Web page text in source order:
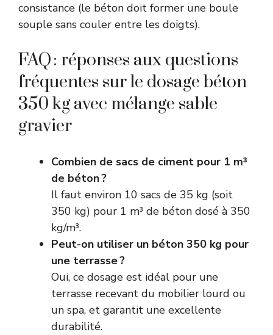
consistance (le béton doit former une boule
souple sans couler entre les doigts).
FAQ : réponses aux questions
fréquentes sur le dosage béton
350 kg avec mélange sable
gravier
Combien de sacs de ciment pour 1 m³
de béton ?
Il faut environ 10 sacs de 35 kg (soit
350 kg) pour 1 m³ de béton dosé à 350
kg/m³.
Peut-on utiliser un béton 350 kg pour
une terrasse ?
Oui, ce dosage est idéal pour une
terrasse recevant du mobilier lourd ou
un spa, et garantit une excellente
durabilité.